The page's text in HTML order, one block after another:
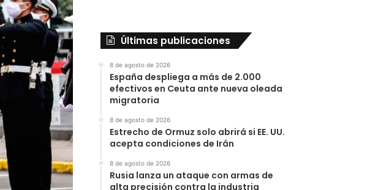
Últimas publicaciones
8 de agosto de 2026
España despliega a más de 2.000
efectivos en Ceuta ante nueva oleada
migratoria
8 de agosto de 2026
Estrecho de Ormuz solo abrirá si EE. UU.
acepta condiciones de Irán
8 de agosto de 2026
Rusia lanza un ataque con armas de
alta precisión contra la industria